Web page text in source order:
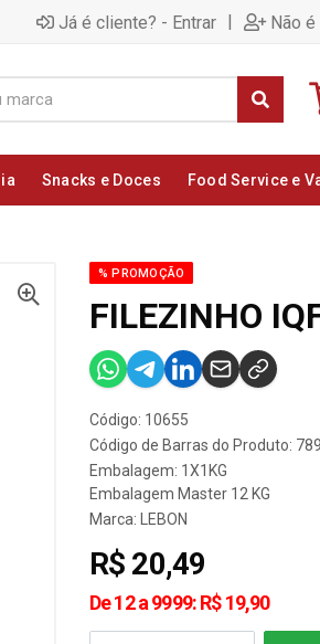
Já é cliente? - Entrar | Não
Snacks e Doces Food Service e
% PROMOÇÃO
FILEZINHO
Código: 10655
Código de Barras do Produto:
Embalagem: 1X1KG
Embalagem Master 12 KG
Marca:
LEBON
R$ 20,49
De 12 a 9999: R$ 19,90